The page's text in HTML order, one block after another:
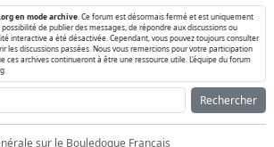
en mode archive . Ce forum est désormais fermé et est uniquement
de publier des messages, de répondre aux discussions ou
interactive a été désactivée. Cependant, vous pouvez toujours consulter
les discussions passées. Nous vous remercions pour votre participation
ces archives continueront à être une ressource utile. L'équipe du forum
Rechercher
sur le Bouledogue Français